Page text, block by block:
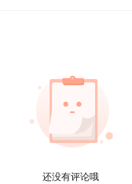
制舞弊，维护公
监理工程师执业资
1997〕105号)中规
用技术手段甄别
考试成绩无效的处
还没有评论哦